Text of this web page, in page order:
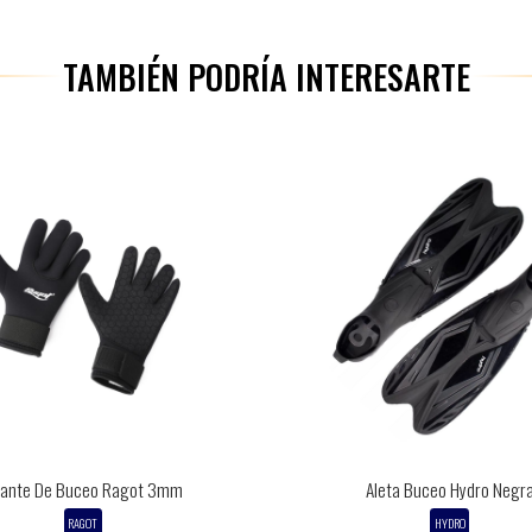
TAMBIÉN PODRÍA INTERESARTE
De Buceo Ragot 3mm
RAGOT
Aleta Buceo Hydro
HYDRO